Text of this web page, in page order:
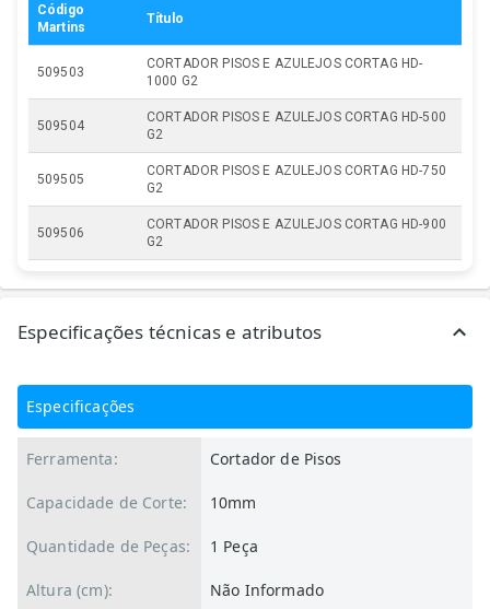
Código
Martins
Título
509503
CORTADOR PISOS E AZULEJOS CORTAG HD-
1000 G2
509504
CORTADOR PISOS E AZULEJOS CORTAG HD-500
G2
509505
CORTADOR PISOS E AZULEJOS CORTAG HD-750
G2
509506
CORTADOR PISOS E AZULEJOS CORTAG HD-900
G2
Especificações técnicas e atributos
Especificações
Ferramenta: Cortador de Pisos
Capacidade de Corte: 10mm
Quantidade de Peças: 1 Peça
Altura (cm): Não Informado